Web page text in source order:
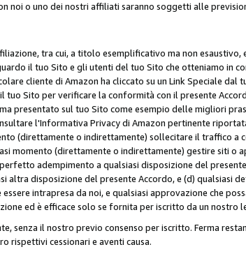
noi o uno dei nostri affiliati saranno soggetti alle
tra cui, a titolo esemplificativo ma non esaustivo,
il tuo Sito e gli utenti del tuo Sito che otteniamo in
cliente di Amazon ha cliccato su un Link Speciale
tuo Sito per verificare la conformità con il presente
presentato sul tuo Sito come esempio delle migliori
l'Informativa Privacy di Amazon pertinente
(direttamente o indirettamente) sollecitare il traffico a
momento (direttamente o indirettamente) gestire siti o
adempimento a qualsiasi disposizione del
disposizione del presente Accordo, e (d) qualsiasi
intrapresa da noi, e qualsiasi approvazione che
ed è efficace solo se fornita per iscritto da un nostro
senza il nostro previo consenso per iscritto. Ferma
rispettivi cessionari e aventi causa.